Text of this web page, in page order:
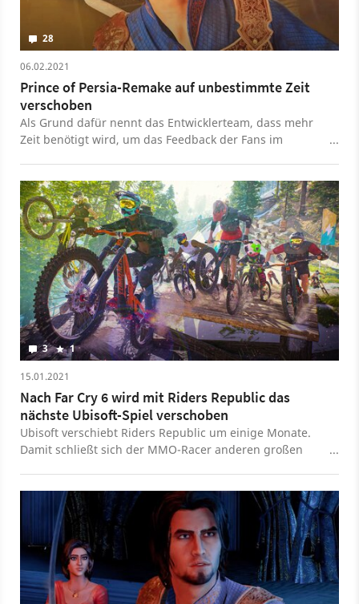
28
06.02.2021
Prince of Persia-Remake auf unbestimmte Zeit
verschoben
Als Grund dafür nennt das Entwicklerteam, dass mehr
Zeit benötigt wird, um das Feedback der Fans im
3 1
15.01.2021
Nach Far Cry 6 wird mit Riders Republic das
nächste Ubisoft-Spiel verschoben
Ubisoft verschiebt Riders Republic um einige Monate.
Damit schließt sich der MMO-Racer anderen großen